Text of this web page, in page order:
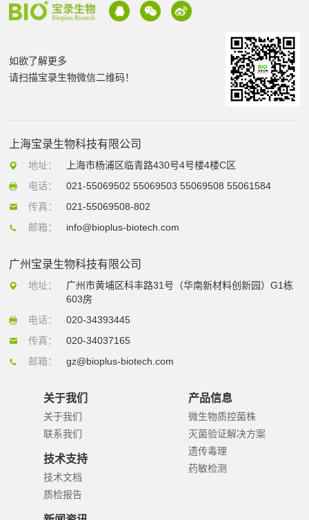
如欲了解更多
请扫描宝录生物微信二维码！
上海宝录生物科技有限公司
地址：
上海市杨浦区临青路430号4号楼4楼C区
电话：
021-55069502 55069503 55069508 55061584
传真：
021-55069508-802
邮箱：
info@bioplus-biotech.com
广州宝录生物科技有限公司
地址：
广州市黄埔区科丰路31号（华南新材料创新园）G1栋
603房
电话：
020-34393445
传真：
020-34037165
邮箱：
gz@bioplus-biotech.com
关于我们
关于我们
联系我们
技术支持
技术文档
质检报告
产品信息
微生物质控菌株
灭菌验证解决方案
遗传毒理
药敏检测